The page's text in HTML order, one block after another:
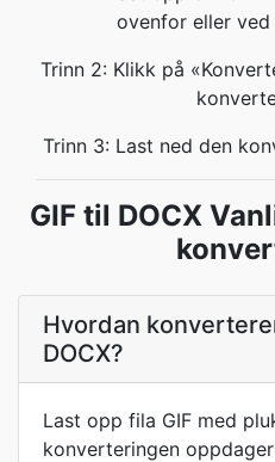
ovenfor eller
Trinn 2: Klikk på
Trinn 3: Last ned den
GIF til DOCX
Hvordan
DOCX?
Last opp fila GIF med
konverteringen